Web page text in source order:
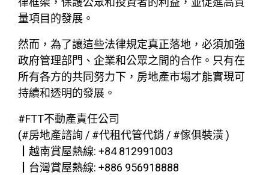
量項目的發展。
然而，為了讓這些法律規定真正落地，必須加強
政府管理部門、企業和公眾之間的合作。只有在
所有各方的共同努力下，房地產市場才能實現可
持續和透明的發展。
#FTT不動產責任公司
(#房地產諮詢 / #代租代管代銷 / #傢俱裝潢 )
┃越南賞屋熱線: +84 812991003
┃台灣賞屋熱線: +886 956918888